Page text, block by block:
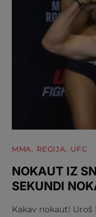
MMA REGIJA UFC
NOKAUT IZ
SEKUNDI
Kakav nokaut!